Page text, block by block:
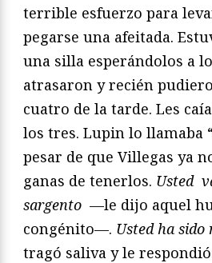
terrible esfuerzo para
pegarse una afeitada.
una silla esperándolos a
atrasaron y recién
cuatro de la tarde. Les
los tres. Lupin lo llamaba
pesar de que Villegas ya
ganas de tenerlos. Usted
sargento —le dijo aquel
congénito—. Usted ha sido
tragó saliva y le